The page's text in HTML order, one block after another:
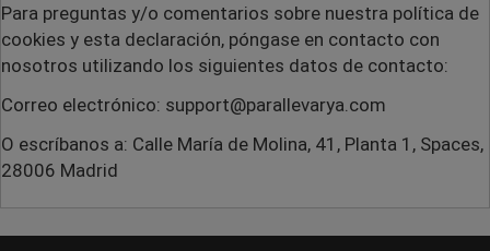
Para preguntas y/o comentarios sobre nuestra política de
cookies y esta declaración, póngase en contacto con
nosotros utilizando los siguientes datos de contacto:
Correo electrónico: support@parallevarya.com
O escríbanos a: Calle María de Molina, 41, Planta 1, Spaces,
28006 Madrid